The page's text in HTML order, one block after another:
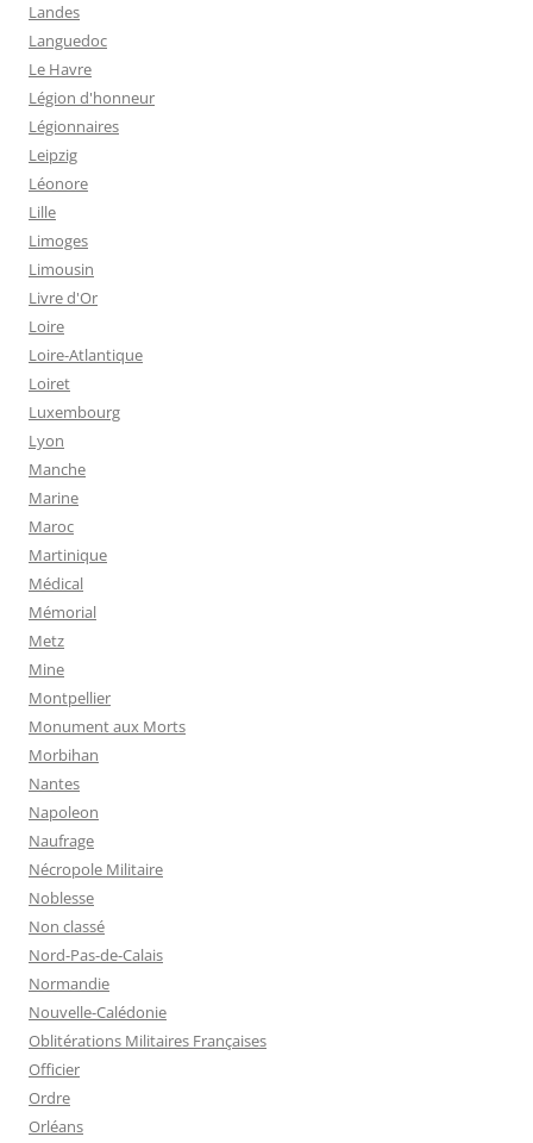
Landes
Languedoc
Le Havre
Légion d'honneur
Légionnaires
Leipzig
Léonore
Lille
Limoges
Limousin
Livre d'Or
Loire
Loire-Atlantique
Loiret
Luxembourg
Lyon
Manche
Marine
Maroc
Martinique
Médical
Mémorial
Metz
Mine
Montpellier
Monument aux Morts
Morbihan
Nantes
Napoleon
Naufrage
Nécropole Militaire
Noblesse
Non classé
Nord-Pas-de-Calais
Normandie
Nouvelle-Calédonie
Oblitérations Militaires Françaises
Officier
Ordre
Orléans